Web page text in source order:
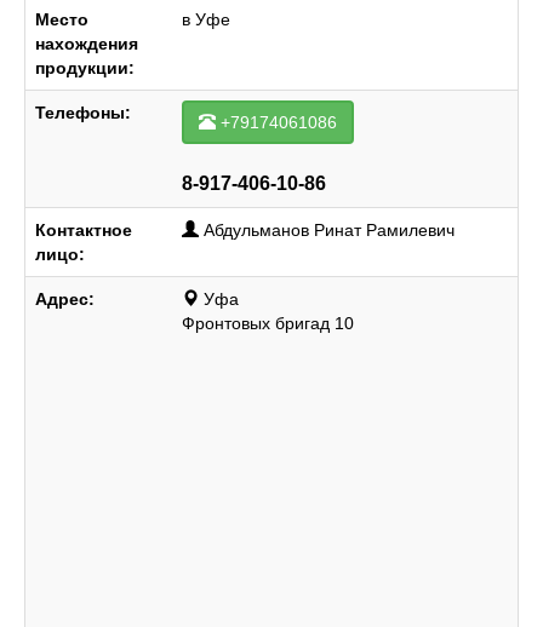
Место
нахождения
продукции:
в Уфе
Телефоны: +79174061086
8-917-406-10-86
Контактное
лицо:
Абдульманов Ринат Рамилевич
Адрес:
Уфа
Фронтовых бригад 10